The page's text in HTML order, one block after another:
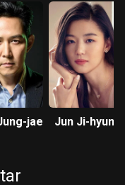
jae Jun Ji-hyun